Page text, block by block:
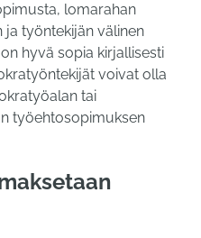
lomarahan
ja työntekijän välinen
hyvä sopia kirjallisesti
voivat olla
tai
työehtosopimuksen